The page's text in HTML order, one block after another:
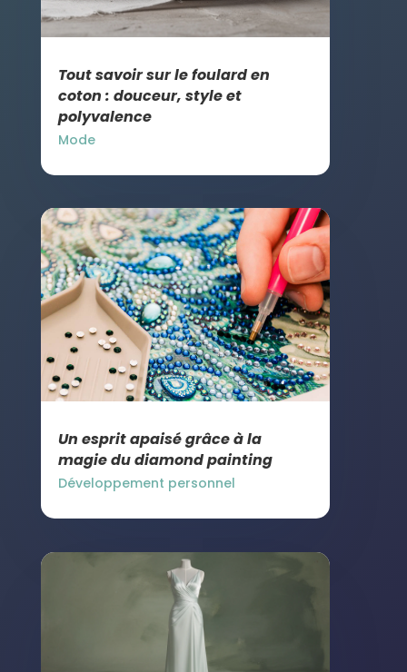
Tout savoir sur le foulard en
coton : douceur, style et
polyvalence
Mode
Un esprit apaisé grâce à la
magie du diamond painting
Développement personnel